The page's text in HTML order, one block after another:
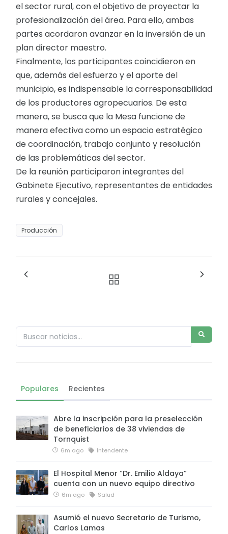
el sector rural, con el objetivo de proyectar la
profesionalización del área. Para ello, ambas
partes acordaron avanzar en la inversión de un
plan director maestro.
Finalmente, los participantes coincidieron en
que, además del esfuerzo y el aporte del
municipio, es indispensable la corresponsabilidad
de los productores agropecuarios. De esta
manera, se busca que la Mesa funcione de
manera efectiva como un espacio estratégico
de coordinación, trabajo conjunto y resolución
de las problemáticas del sector.
De la reunión participaron integrantes del
Gabinete Ejecutivo, representantes de entidades
rurales y concejales.
Producción
Populares Recientes
Abre la inscripción para la preselección
de beneficiarios de 38 viviendas de
Tornquist
6m ago Intendente
El Hospital Menor “Dr. Emilio Aldaya”
cuenta con un nuevo equipo directivo
6m ago Salud
Asumió el nuevo Secretario de Turismo,
Carlos Lamas